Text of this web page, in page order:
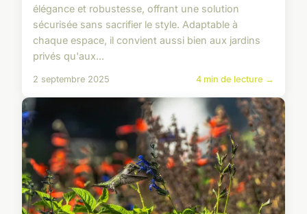
élégance et robustesse, offrant une solution
sécurisée sans sacrifier le style. Adaptable à
chaque espace, il convient aussi bien aux jardins
privés qu'aux...
2 septembre 2025 4 min de lecture →